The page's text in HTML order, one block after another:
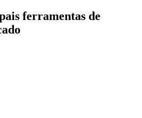
ferramentas de